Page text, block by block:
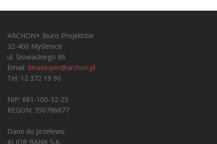
ARCHON+ Biuro Projektów
32-400 Myślenice
ul. Słowackiego 86
Email: deweloper@archon.pl
Tel: 12 372 19 90
NIP: 681-100-32-25
REGON: 350786877
Dane do przelewu:
ALIOR BANK S.A.